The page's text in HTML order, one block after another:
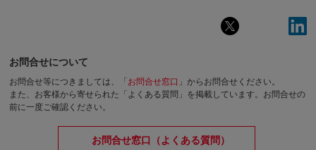
お問合せについて
お問合せ等につきましては、「 お問合せ窓口 」からお問合せください。
また、お客様から寄せられた「よくある質問」を掲載しています。お問合せの
前に一度ご確認ください。
お問合せ窓口（よくある質問）